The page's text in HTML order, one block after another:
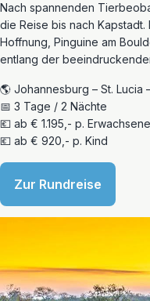
Nach spannenden
die Reise bis nach
Hoffnung, Pinguine am
entlang der
🌎 Johannesburg – St. Lucia
📅 3 Tage / 2 Nächte
💶 ab € 1.195,- p.
💶 ab € 920,- p. Kind
Zur Rundreise